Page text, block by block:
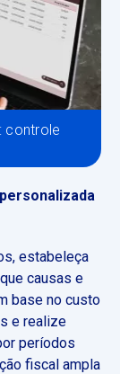
controle
estabeleça
causas e
base no custo
e realize
períodos
fiscal ampla